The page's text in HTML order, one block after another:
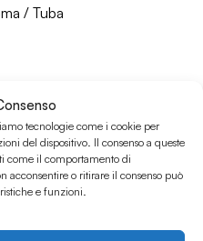
tecnologie come i cookie per
del dispositivo. Il consenso a queste
come il comportamento di
acconsentire o ritirare il consenso può
e funzioni.
/ Tuba